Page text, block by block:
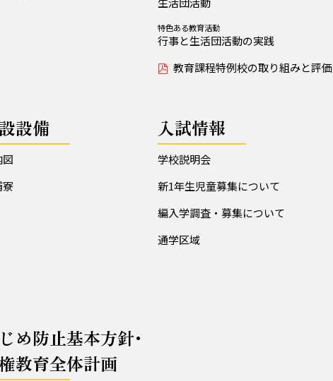
特色ある教育活動
行事と生活団活動の実践
教育課程特例校の取り組みと評価
設備
寮
入試情報
学校説明会
新1年生児童募集について
編入学調査・募集について
通学区域
め防止基本方針･
教育全体計画